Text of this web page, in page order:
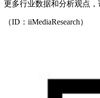
更多行业数据和分析观点
（ID：iiMediaResearch）